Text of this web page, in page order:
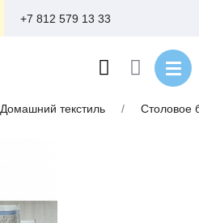
+7 812 579 13 33
Домашний текстиль / Столовое